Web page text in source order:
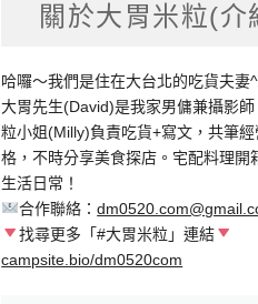
關於大胃米粒(介
哈囉～我們是住在大台北的吃貨夫妻
大胃先生(David)是我家男傭兼攝影
粒小姐(Milly)負責吃貨+寫文，共筆
格，不時分享美食探店。宅配料理開
生活日常！
合作聯絡：
找尋更多「#大胃米粒」連結
campsite.bio/dm0520com